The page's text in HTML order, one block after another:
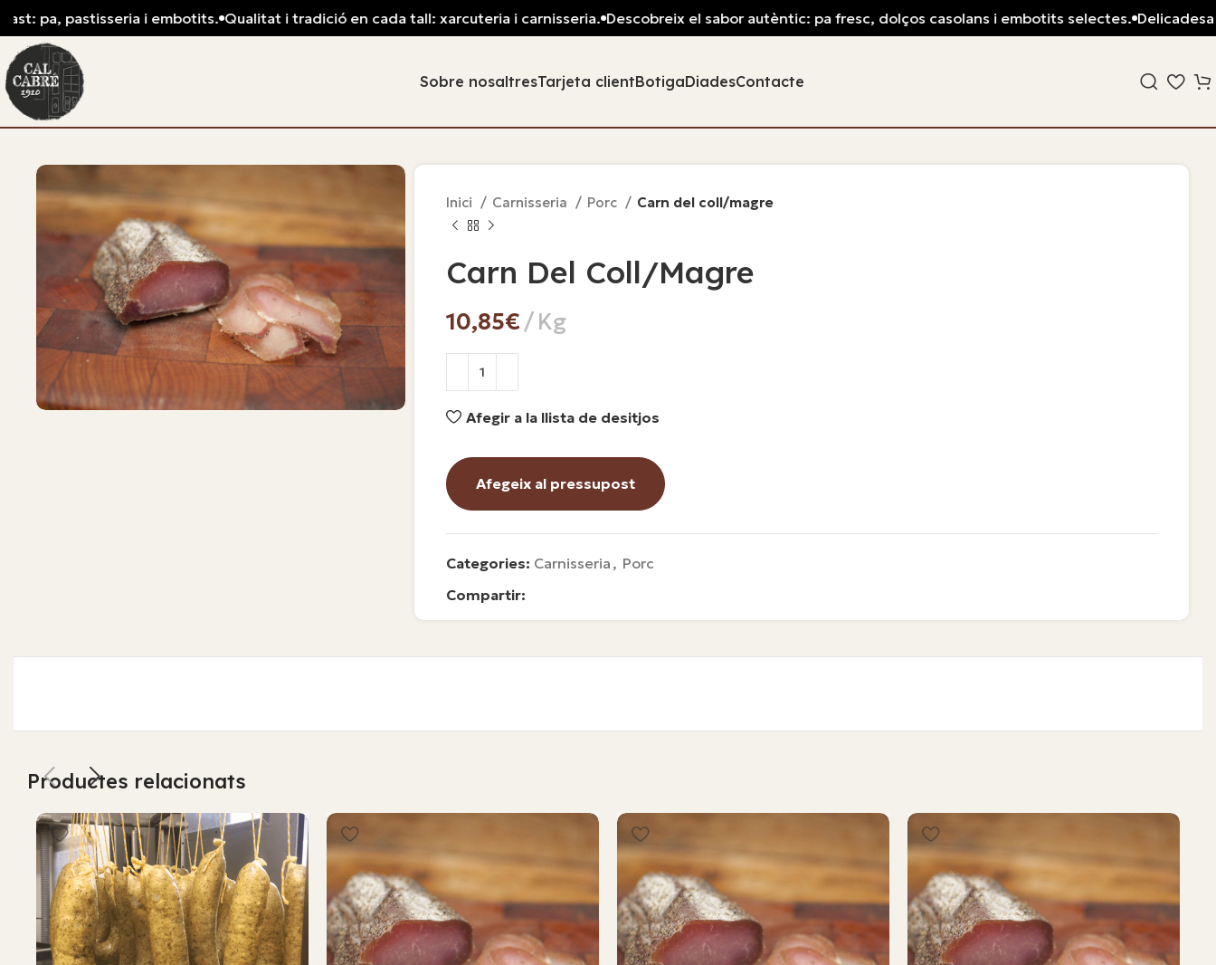
Sobre nosaltresTarjeta clientBotigaDiadesContacte
Inici Carnisseria Porc Carn del coll/magre
Carn Del Coll/magre
€
Afegir a la llista de desitjos
Afegeix al pressupost
Categories: Carnisseria , Porc
Compartir:
Productes relacionats
pa, pastisseria i embotits. Qualitat i tradició en cada tall: xarcuteria i carnisseria. Descobreix el sabor autèntic: pa fresc, dolços casolans i embotits selectes. Delicadesa